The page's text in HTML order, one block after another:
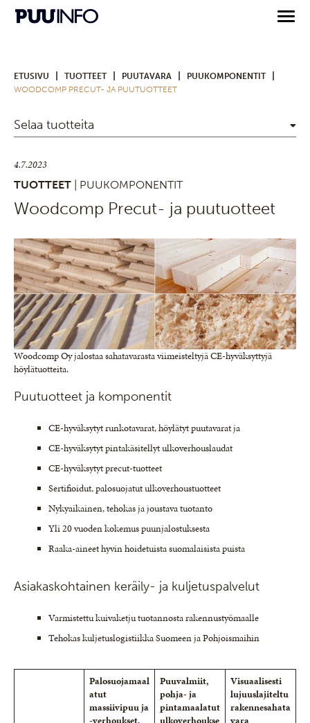
ETUSIVU TUOTTEET PUUTAVARA PUUKOMPONENTIT
WOODCOMP PRECUT- JA PUUTUOTTEET
Selaa tuotteita
4.7.2023
TUOTTEET
| PUUKOMPONENTIT
Woodcomp Precut- ja puutuotteet
Woodcomp Oy jalostaa sahatavarasta viimeisteltyjä CE-hyväksyttyjä
höylätuotteita.
Puutuotteet ja komponentit
CE-hyväksytyt runkotavarat, höylätyt puutavarat ja
CE-hyväksytyt pintakäsitellyt ulkoverhouslaudat
CE-hyväksytyt precut-tuotteet
Sertifioidut, palosuojatut ulkoverhoustuotteet
Nykyaikainen, tehokas ja joustava tuotanto
Yli 20 vuoden kokemus puunjalostuksesta
Raaka-aineet hyvin hoidetuista suomalaisista puista
Asiakaskohtainen keräily- ja kuljetuspalvelut
Varmistettu kuivaketju tuotannosta rakennustyömaalle
Tehokas kuljetuslogistiikka Suomeen ja Pohjoismaihin
Palosuojamaal
atut
massiivipuu ja
Puuvalmiit,
pohja- ja
pintamaalatut
Visuaalisesti
lujuuslajiteltu
rakennesahata